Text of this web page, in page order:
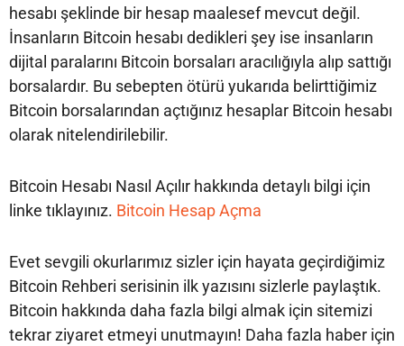
hesabı şeklinde bir hesap maalesef mevcut değil.
İnsanların Bitcoin hesabı dedikleri şey ise insanların
dijital paralarını Bitcoin borsaları aracılığıyla alıp sattığı
borsalardır. Bu sebepten ötürü yukarıda belirttiğimiz
Bitcoin borsalarından açtığınız hesaplar Bitcoin hesabı
olarak nitelendirilebilir.
Bitcoin Hesabı Nasıl Açılır hakkında detaylı bilgi için
linke tıklayınız. Bitcoin Hesap Açma
Evet sevgili okurlarımız sizler için hayata geçirdiğimiz
Bitcoin Rehberi serisinin ilk yazısını sizlerle paylaştık.
Bitcoin hakkında daha fazla bilgi almak için sitemizi
tekrar ziyaret etmeyi unutmayın! Daha fazla haber için